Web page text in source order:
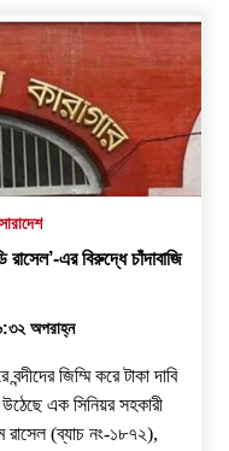
সারাদেশ
রাসেল’-এর বিরুদ্ধে চাঁদাবাজি
অপরাহ্ন
বন্দীদের জিম্মি করে টাকা দাবি
এক সিনিয়র সহকারী
রাসেল (ব্যাচ নং-১৮৭২),